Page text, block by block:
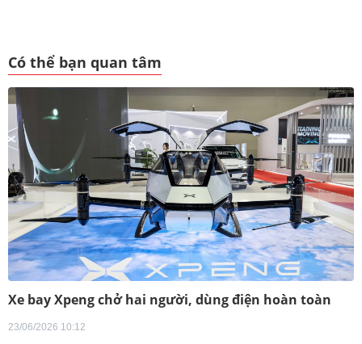
Có thể bạn quan tâm
Xe bay Xpeng chở hai người, dùng điện hoàn toàn
23/06/2026 10:12